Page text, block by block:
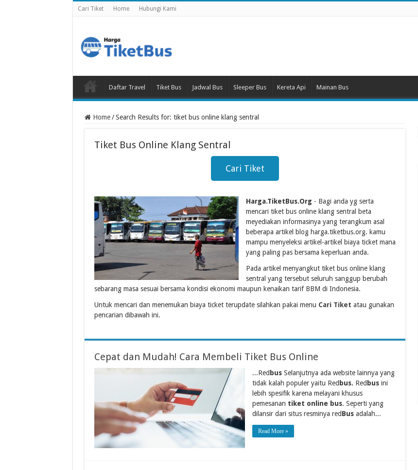
Cari Tiket Home Hubungi Kami
Daftar Travel Tiket Bus Jadwal Bus Sleeper Bus Kereta Api Mainan Bus
Home / Search Results for: tiket bus online klang sentral
Tiket Bus Online Klang Sentral
Cari Tiket
Harga.TiketBus.Org - Bagi anda yg serta
mencari tiket bus online klang sentral beta
meyediakan informasinya yang terangkum asal
beberapa artikel blog harga.tiketbus.org. kamu
mampu menyeleksi artikel-artikel biaya ticket mana
yang paling pas bersama keperluan anda.
Pada artikel menyangkut tiket bus online klang
sentral yang tersebut seluruh sanggup berubah
sebarang masa sesuai bersama kondisi ekonomi maupun kenaikan tarif BBM di Indonesia.
Untuk mencari dan menemukan biaya ticket terupdate silahkan pakai menu Cari Tiket atau gunakan
pencarian dibawah ini.
Cepat dan Mudah! Cara Membeli Tiket Bus Online
...Red busSelanjutnya ada website lainnya yang
tidak kalah populer yaitu Red bus. Red busini
lebih spesifik karena melayani khusus
pemesanan tiket online bus. Seperti yang
dilansir dari situs resminya redBusadalah...
Read More »